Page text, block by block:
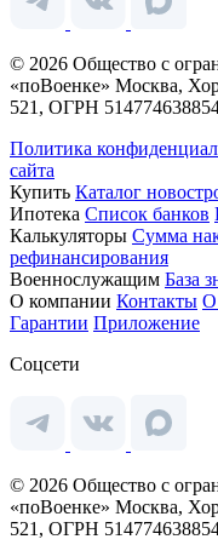
© 2026 Общество с
«поВоенке» Москва,
521, ОГРН
Политика
сайта
Купить Каталог
Ипотека Список банков
Калькуляторы Сумма
рефинансирования
Военнослужащим База
О компании Контакты О
Гарантии Приложение
Соцсети
© 2026 Общество с
«поВоенке» Москва,
521, ОГРН